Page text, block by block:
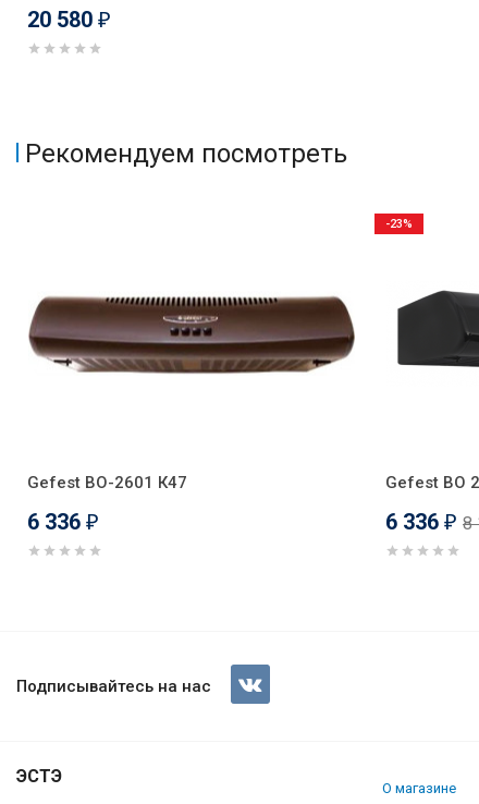
20 580 ₽
Рекомендуем посмотреть
Gefest ВО-2601 К47
6 336 ₽
Gefest ВО
6 336 ₽ 8
-23%
Вытяжка Gefest ВО 2601
Подписывайтесь на нас
ЭСТЭ
О магазине